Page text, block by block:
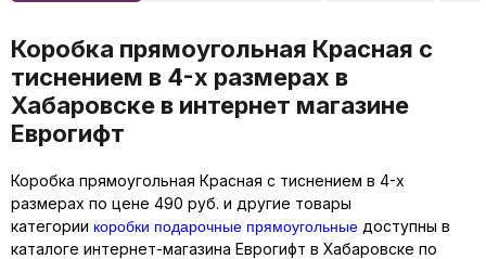
Коробка прямоугольная Красная с
тиснением в 4-х размерах в
Хабаровске в интернет магазине
Еврогифт
Коробка прямоугольная Красная с тиснением в 4-х
размерах по цене 490 руб. и другие товары
категории коробки подарочные прямоугольные доступны в
каталоге интернет-магазина Еврогифт в Хабаровске по